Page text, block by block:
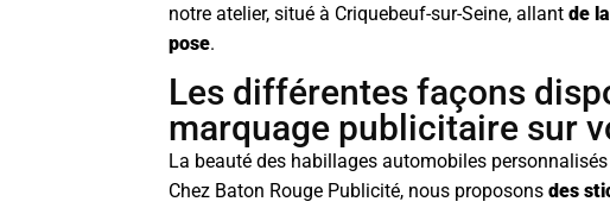
notre atelier, situé à Criquebeuf-sur-Seine, allant de
pose.
Les différentes façons
marquage publicitaire sur
La beauté des habillages automobiles
Chez Baton Rouge Publicité, nous proposons des